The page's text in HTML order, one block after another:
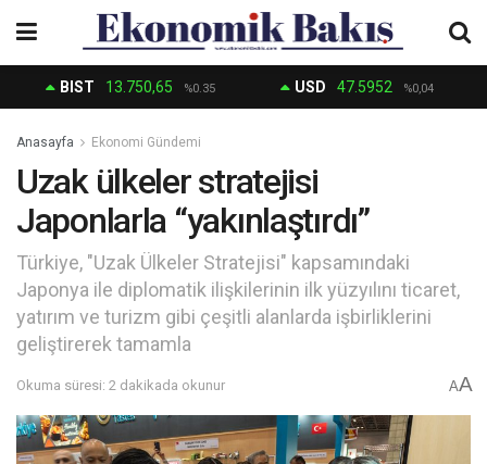
BIST 13.750,65 %0.35 USD 47.5952 %0,04
Anasayfa Ekonomi Gündemi
Uzak ülkeler stratejisi
Japonlarla “yakınlaştırdı”
Türkiye, "Uzak Ülkeler Stratejisi" kapsamındaki
Japonya ile diplomatik ilişkilerinin ilk yüzyılını ticaret,
yatırım ve turizm gibi çeşitli alanlarda işbirliklerini
geliştirerek tamamla
Okuma süresi: 2 dakikada okunur AA